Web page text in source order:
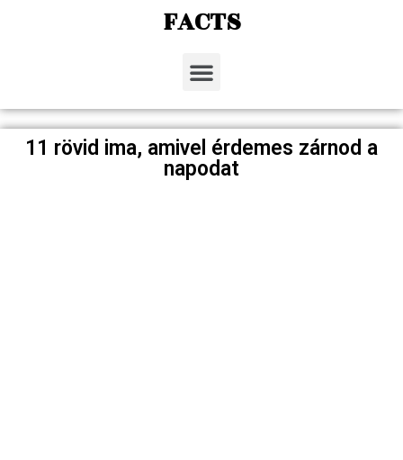
FACTS
11 rövid ima, amivel érdemes zárnod a
napodat